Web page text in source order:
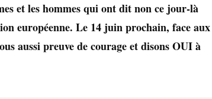
et les hommes qui ont dit non ce jour-là
européenne. Le 14 juin prochain, face aux
aussi preuve de courage et disons OUI à